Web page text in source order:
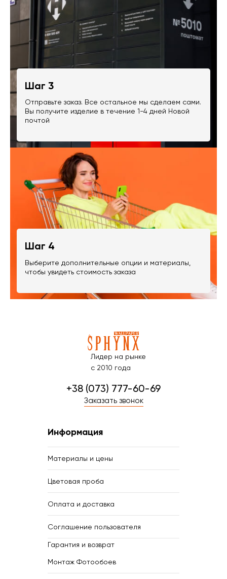
Шаг 3
Отправьте заказ. Все остальное мы сделаем сами.
Вы получите изделие в течение 1-4 дней Новой
почтой
Шаг 4
Выберите дополнительные опции и материалы,
чтобы увидеть стоимость заказа
Лидер на рынке
с 2010 года
+38 (073) 777-60-69
Заказать звонок
Информация
Материалы и цены
Цветовая проба
Оплата и доставка
Соглашение пользователя
Гарантия и возврат
Монтаж Фотообоев